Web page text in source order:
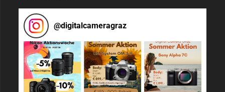
@digitalcameragraz